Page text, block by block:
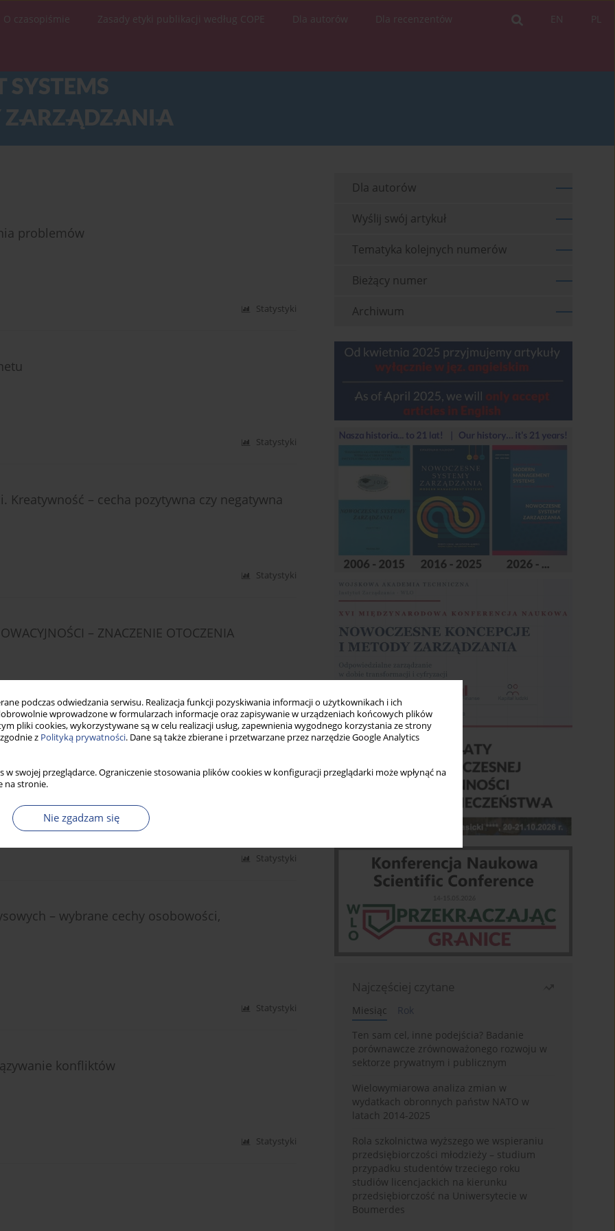
podczas odwiedzania serwisu. Realizacja funkcji pozyskiwania informacji o użytkownikach i ich
wprowadzone w formularzach informacje oraz zapisywanie w urządzeniach końcowych plików
pliki cookies, wykorzystywane są w celu realizacji usług, zapewnienia wygodnego korzystania ze strony
z Polityką prywatności. Dane są także zbierane i przetwarzane przez narzędzie Google Analytics
w swojej przeglądarce. Ograniczenie stosowania plików cookies w konfiguracji przeglądarki może wpłynąć na
na stronie.
Nie zgadzam się
PL
EN
O czasopiśmie Zasady etyki publikacji według COPE Dla autorów Dla recenzentów
problemów
Statystyki
Statystyki
– cecha pozytywna czy negatywna
Statystyki
– ZNACZENIE OTOCZENIA
Statystyki
Statystyki
– wybrane cechy osobowości,
Statystyki
konfliktów
Statystyki
Dla autorów
Wyślij swój artykuł
Tematyka kolejnych numerów
Bieżący numer
Archiwum
Najczęściej czytane
Miesiąc
Rok
Ten sam cel, inne podejścia? Badanie
porównawcze zrównoważonego rozwoju w
sektorze prywatnym i publicznym
Wielowymiarowa analiza zmian w
wydatkach obronnych państw NATO w
latach 2014-2025
Rola szkolnictwa wyższego we wspieraniu
przedsiębiorczości młodzieży – studium
przypadku studentów trzeciego roku
studiów licencjackich na kierunku
przedsiębiorczość na Uniwersytecie w
Boumerdes